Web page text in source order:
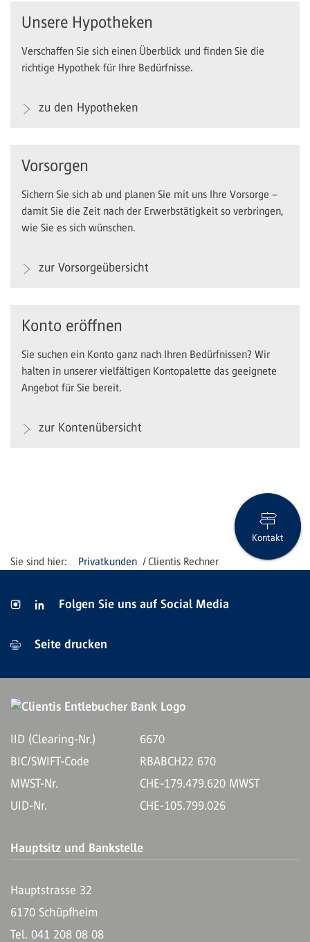
Unsere Hypotheken
Verschaffen Sie sich einen Überblick und finden Sie die
richtige Hypothek für Ihre Bedürfnisse.
zu den Hypotheken
Vorsorgen
Sichern Sie sich ab und planen Sie mit uns Ihre Vorsorge –
damit Sie die Zeit nach der Erwerbstätigkeit so verbringen,
wie Sie es sich wünschen.
zur Vorsorgeübersicht
Konto eröffnen
Sie suchen ein Konto ganz nach Ihren Bedürfnissen? Wir
halten in unserer vielfältigen Kontopalette das geeignete
Angebot für Sie bereit.
zur Kontenübersicht
Privatkunden Clientis Rechner
Kontakt
Folgen Sie uns auf Social Media
Seite drucken
IID (Clearing-Nr.)
6670
BIC/SWIFT-Code
RBABCH22 670
MWST-Nr.
CHE-179.479.620 MWST
UID-Nr.
CHE-105.799.026
Hauptsitz und Bankstelle
Hauptstrasse 32
6170 Schüpfheim
Tel. 041 208 08 08